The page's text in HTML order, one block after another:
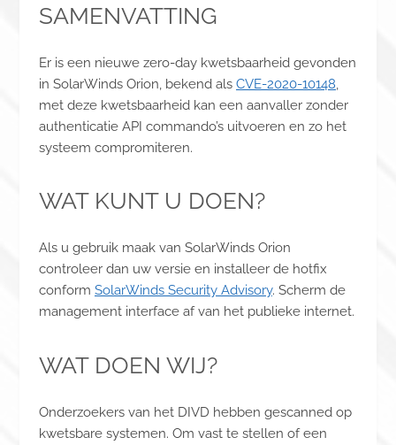
SAMENVATTING
Er is een nieuwe zero-day kwetsbaarheid gevonden
in SolarWinds Orion, bekend als CVE-2020-10148
met deze kwetsbaarheid kan een aanvaller zonder
authenticatie API commando’s uitvoeren en zo het
systeem compromiteren.
WAT KUNT U DOEN?
Als u gebruik maak van SolarWinds Orion
controleer dan uw versie en installeer de hotfix
conform SolarWinds Security Advisory. Scherm de
management interface af van het publieke internet.
WAT DOEN WIJ?
Onderzoekers van het DIVD hebben gescanned op
kwetsbare systemen. Om vast te stellen of een